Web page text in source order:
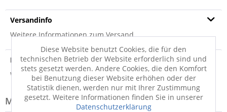
Versandinfo
Weitere Informationen zum Versand...
Hersteller
Weitere Informationen zum Hersteller...
Modell-Familie: LANGEOOG
Diese Website benutzt Cookies, die für den
technischen Betrieb der Website erforderlich sind und
stets gesetzt werden. Andere Cookies, die den Komfort
bei Benutzung dieser Website erhöhen oder der
Statistik dienen, werden nur mit Ihrer Zustimmung
gesetzt. Weitere Informationen finden Sie in unserer
Datenschutzerklärung